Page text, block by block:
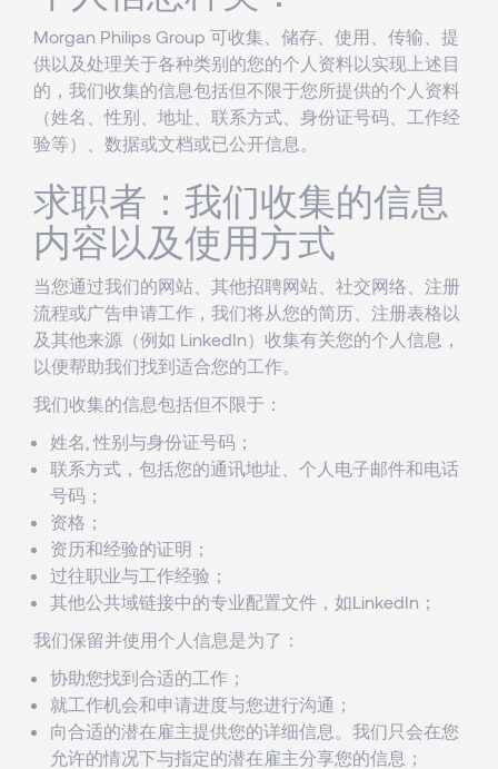
Morgan Philips Group 可收集、储存、使用、传输、提
供以及处理关于各种类别的您的个人资料以实现上述目
的，我们收集的信息包括但不限于您所提供的个人资料
（姓名、性别、地址、联系方式、身份证号码、工作经
验等）、数据或文档或已公开信息。
求职者：我们收集的信息
内容以及使用方式
当您通过我们的网站、其他招聘网站、社交网络、注册
流程或广告申请工作，我们将从您的简历、注册表格以
及其他来源（例如 LinkedIn）收集有关您的个人信息，
以便帮助我们找到适合您的工作。
我们收集的信息包括但不限于：
姓名, 性别与身份证号码；
联系方式，包括您的通讯地址、个人电子邮件和电话
号码；
资格；
资历和经验的证明；
过往职业与工作经验；
其他公共域链接中的专业配置文件，如LinkedIn；
我们保留并使用个人信息是为了：
协助您找到合适的工作；
就工作机会和申请进度与您进行沟通；
向合适的潜在雇主提供您的详细信息。我们只会在您
允许的情况下与指定的潜在雇主分享您的信息；